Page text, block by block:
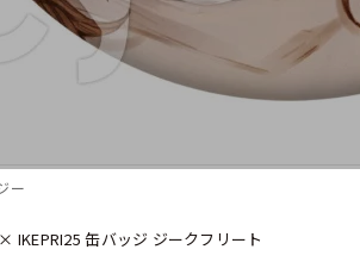
ー
IKEPRI25 缶バッジ ジークフリート